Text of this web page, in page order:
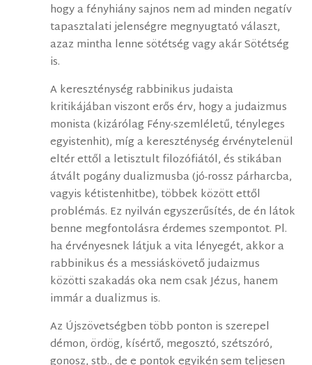
hogy a fényhiány sajnos nem ad minden negatív
tapasztalati jelenségre megnyugtató választ,
azaz mintha lenne sötétség vagy akár Sötétség
is.
A kereszténység rabbinikus judaista
kritikájában viszont erős érv, hogy a judaizmus
monista (kizárólag Fény-szemléletű, tényleges
egyistenhit), míg a kereszténység érvénytelenül
eltér ettől a letisztult filozófiától, és stikában
átvált pogány dualizmusba (jó-rossz párharcba,
vagyis kétistenhitbe), többek között ettől
problémás. Ez nyilván egyszerűsítés, de én látok
benne megfontolásra érdemes szempontot. Pl.
ha érvényesnek látjuk a vita lényegét, akkor a
rabbinikus és a messiáskövető judaizmus
közötti szakadás oka nem csak Jézus, hanem
immár a dualizmus is.
Az Újszövetségben több ponton is szerepel
démon, ördög, kísértő, megosztó, szétszóró,